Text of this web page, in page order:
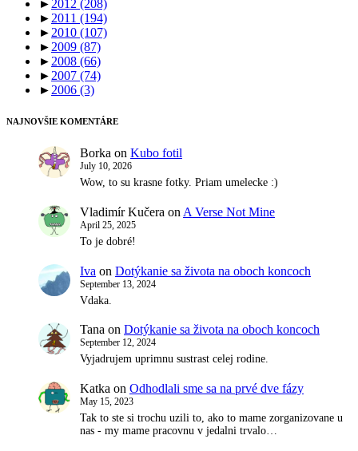
► 2012 (208)
► 2011 (194)
► 2010 (107)
► 2009 (87)
► 2008 (66)
► 2007 (74)
► 2006 (3)
NAJNOVŠIE KOMENTÁRE
Borka on Kubo fotil
July 10, 2026
Wow, to su krasne fotky. Priam umelecke :)
Vladimír Kučera on A Verse Not Mine
April 25, 2025
To je dobré!
Iva on Dotýkanie sa života na oboch koncoch
September 13, 2024
Vdaka.
Tana on Dotýkanie sa života na oboch koncoch
September 12, 2024
Vyjadrujem uprimnu sustrast celej rodine.
Katka on Odhodlali sme sa na prvé dve fázy
May 15, 2023
Tak to ste si trochu uzili to, ako to mame zorganizovane u
nas - my mame pracovnu v jedalni trvalo…